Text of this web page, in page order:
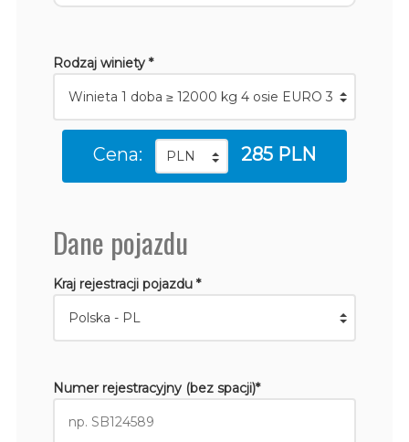
Rodzaj winiety *
Cena: 285 PLN
Dane pojazdu
Kraj rejestracji pojazdu *
Numer rejestracyjny (bez spacji)*